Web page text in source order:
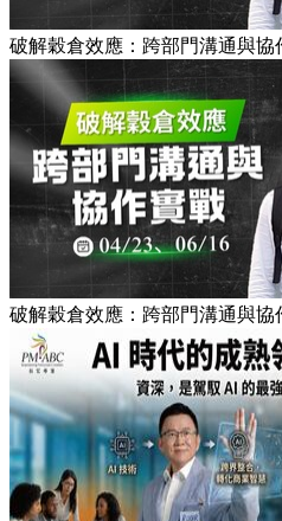
破解穀倉效應：跨部門溝通與協
破解穀倉效應：跨部門溝通與協